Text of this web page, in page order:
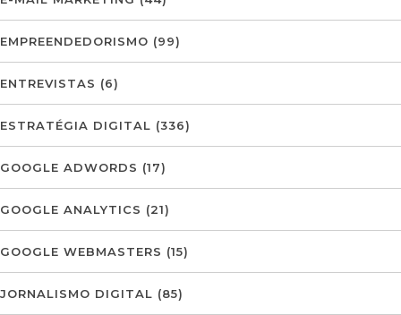
EMPREENDEDORISMO (99)
ENTREVISTAS (6)
ESTRATÉGIA DIGITAL (336)
GOOGLE ADWORDS (17)
GOOGLE ANALYTICS (21)
GOOGLE WEBMASTERS (15)
JORNALISMO DIGITAL (85)